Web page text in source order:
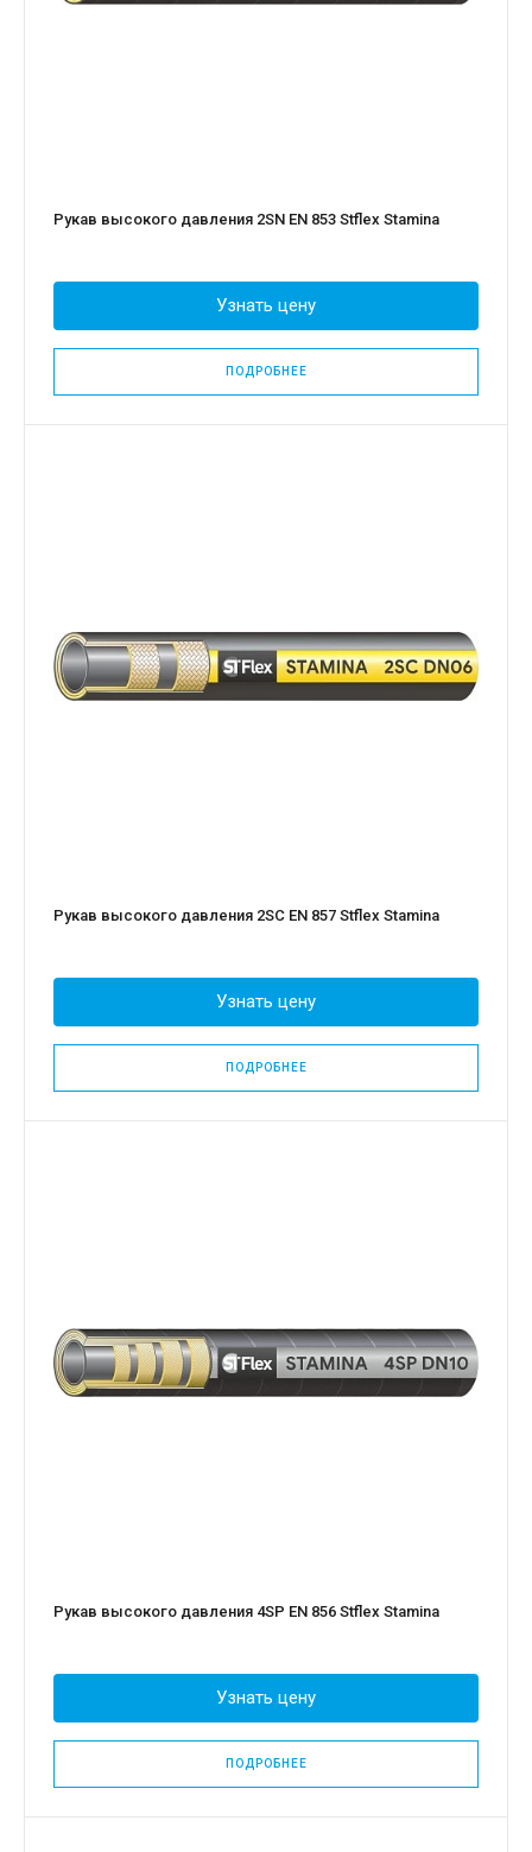
Рукав высокого давления 2SN EN 853 Stflex Stamina
Узнать цену
ПОДРОБНЕЕ
Рукав высокого давления 2SC EN 857 Stflex Stamina
Узнать цену
ПОДРОБНЕЕ
Рукав высокого давления 4SP EN 856 Stflex Stamina
Узнать цену
ПОДРОБНЕЕ